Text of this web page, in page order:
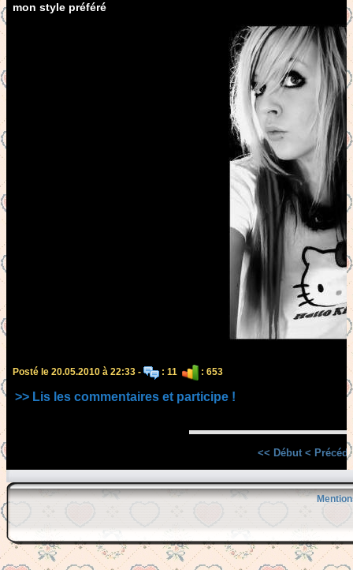
mon style préféré
Posté le 20.05.2010 à 22:33 - : 11 : 653
>> Lis les commentaires et participe !
<< Début <